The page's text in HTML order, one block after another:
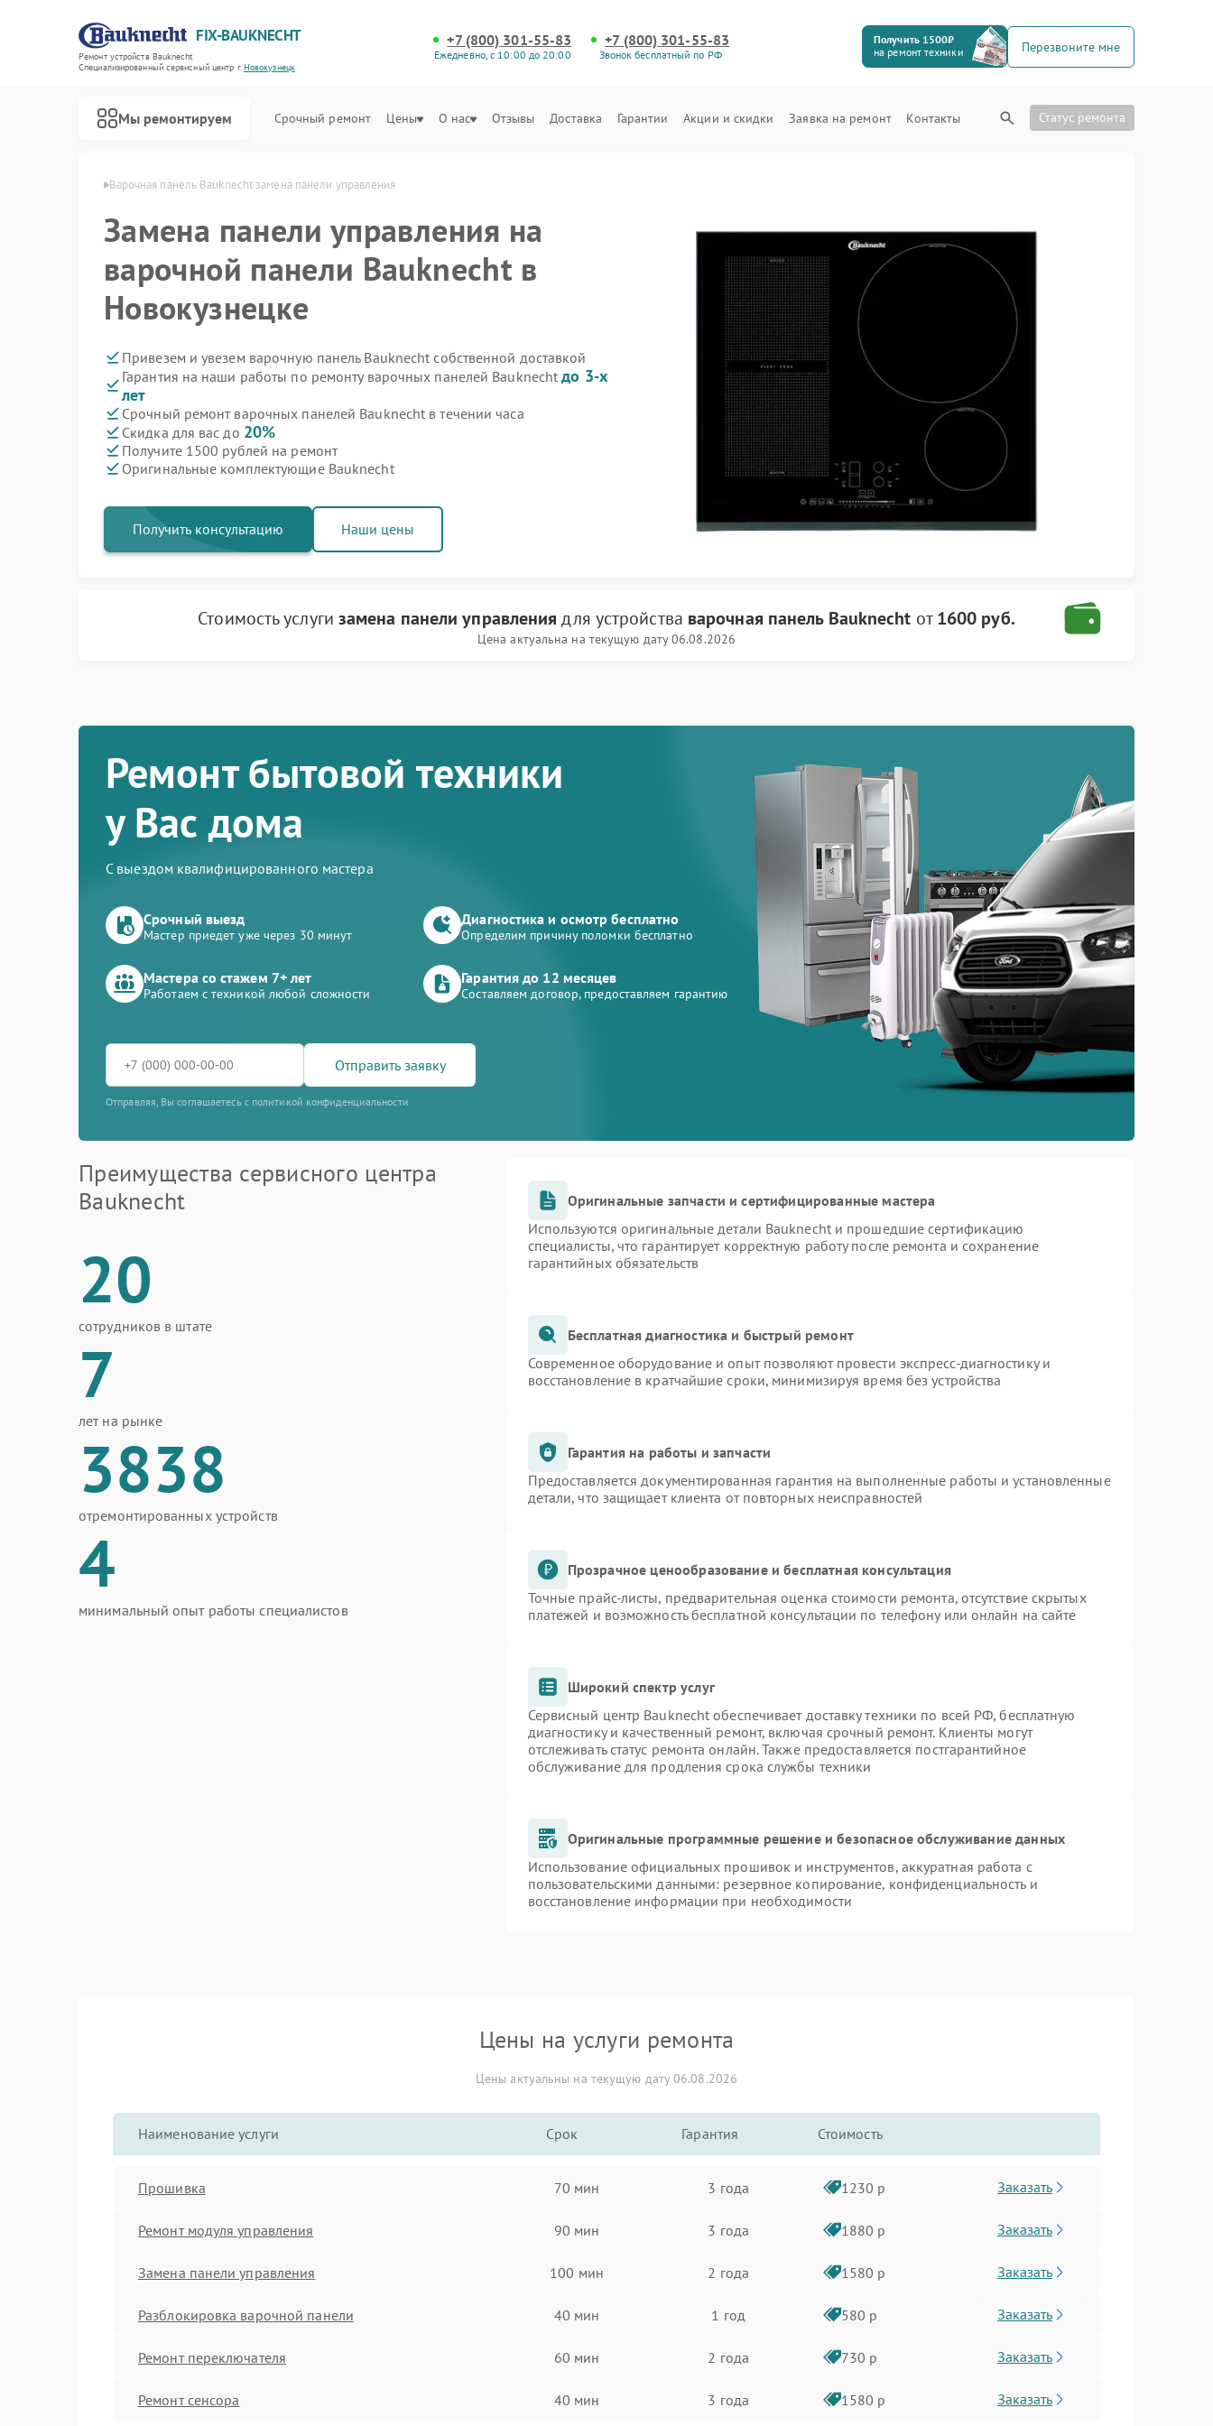
FIX-BAUKNECHT
Ремонт устройств Bauknecht
Специализированный cервисный центр г.Новокузнецк
+7 (800) 301-55-83
Ежедневно, с 10:00 до 20:00
+7 (800) 301-55-83
Звонок бесплатный по РФ
Получить 1500₽
на ремонт техники
Перезвоните мне
Мы ремонтируем Срочный ремонт Цены О нас Отзывы Доставка Гарантии Акции и скидки Заявка на ремонт Контакты Статус ремонта
Варочная панель Bauknecht замена панели управления
Замена панели управления на
варочной панели Bauknecht в
Новокузнецке
Привезем и увезем варочную панель Bauknecht собственной доставкой
Гарантия на наши работы по ремонту варочных панелей Bauknechtдо 3-х
лет
Срочный ремонт варочных панелей Bauknecht в течении часа
Скидка для вас до 20%
Получите 1500 рублей на ремонт
Оригинальные комплектующие Bauknecht
Получить консультацию Наши цены
Стоимость услуги замена панели управления для устройства варочная панель Bauknecht от1600 руб.
Цена актуальна на текущую дату 06.08.2026
Ремонт бытовой техники
у Вас дома
С выездом квалифицированного мастера
Срочный выезд
Мастер приедет уже через 30 минут
Диагностика и осмотр бесплатно
Определим причину поломки бесплатно
Мастера со стажем 7+ лет
Работаем с техникой любой сложности
Гарантия до 12 месяцев
Составляем договор, предоставляем гарантию
Отправить заявку
Отправляя, Вы соглашаетесь с политикой конфиденциальности
Преимущества сервисного центра
Bauknecht
20
сотрудников в штате
7
лет на рынке
3838
отремонтированных устройств
4
минимальный опыт работы специалистов
Оригинальные запчасти и сертифицированные мастера
Используются оригинальные детали Bauknecht и прошедшие сертификацию
специалисты, что гарантирует корректную работу после ремонта и сохранение
гарантийных обязательств
Бесплатная диагностика и быстрый ремонт
Современное оборудование и опыт позволяют провести экспресс-диагностику и
восстановление в кратчайшие сроки, минимизируя время без устройства
Гарантия на работы и запчасти
Предоставляется документированная гарантия на выполненные работы и установленные
детали, что защищает клиента от повторных неисправностей
Прозрачное ценообразование и бесплатная консультация
Точные прайс-листы, предварительная оценка стоимости ремонта, отсутствие скрытых
платежей и возможность бесплатной консультации по телефону или онлайн на сайте
Широкий спектр услуг
Сервисный центр Bauknecht обеспечивает доставку техники по всей РФ, бесплатную
диагностику и качественный ремонт, включая срочный ремонт. Клиенты могут
отслеживать статус ремонта онлайн. Также предоставляется постгарантийное
обслуживание для продления срока службы техники
Оригинальные программные решение и безопасное обслуживание данных
Использование официальных прошивок и инструментов, аккуратная работа с
пользовательскими данными: резервное копирование, конфиденциальность и
восстановление информации при необходимости
Цены на услуги ремонта
Цены актуальны на текущую дату 06.08.2026
Наименование услуги Срок Гарантия Стоимость
Прошивка 70 мин 3 года 1230 р Заказать
Ремонт модуля управления 90 мин 3 года 1880 р Заказать
Замена панели управления 100 мин 2 года 1580 р Заказать
Разблокировка варочной панели 40 мин 1 год 580 р Заказать
Ремонт переключателя 60 мин 2 года 730 р Заказать
Ремонт сенсора 40 мин 3 года 1580 р Заказать